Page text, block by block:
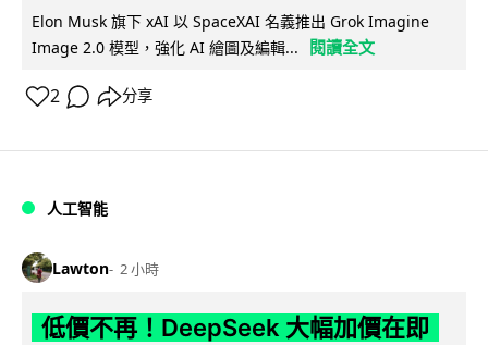
Elon Musk 旗下 xAI 以 SpaceXAI 名義推出 Grok Imagine
Image 2.0 模型，強化 AI 繪圖及編輯...
閱讀全文
2 分享
人工智能
Lawton 2 小時
低價不再！DeepSeek 大幅加價在即